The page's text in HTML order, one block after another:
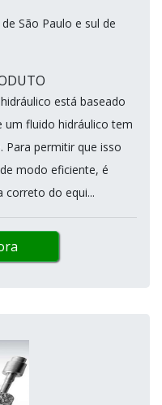
São Paulo e sul de
está baseado
um fluido hidráulico tem
Para permitir que isso
modo eficiente, é
correto do equi...